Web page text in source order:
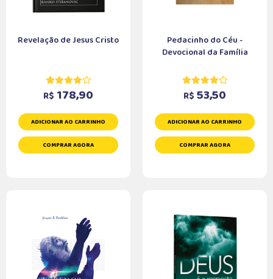
Revelação de Jesus Cristo
R$ 178,90
ADICIONAR AO CARRINHO
COMPRAR AGORA
Pedacinho do Céu -
Devocional da Família
R$ 53,50
ADICIONAR AO CARRINHO
COMPRAR AGORA